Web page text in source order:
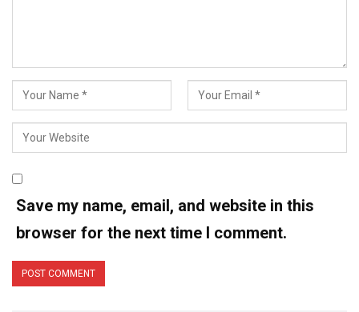
Save my name, email, and website in this
browser for the next time I comment.